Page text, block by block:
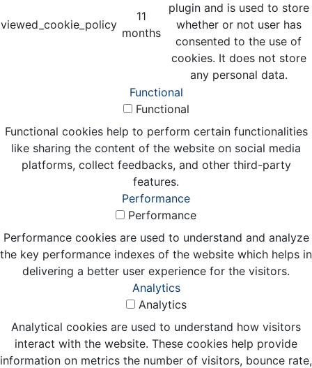
viewed_cookie_policy
11
months
plugin and is used to store
whether or not user has
consented to the use of
cookies. It does not store
any personal data.
Functional
Functional
Functional cookies help to perform certain functionalities
like sharing the content of the website on social media
platforms, collect feedbacks, and other third-party
features.
Performance
Performance
Performance cookies are used to understand and analyze
the key performance indexes of the website which helps in
delivering a better user experience for the visitors.
Analytics
Analytics
Analytical cookies are used to understand how visitors
interact with the website. These cookies help provide
information on metrics the number of visitors, bounce rate,